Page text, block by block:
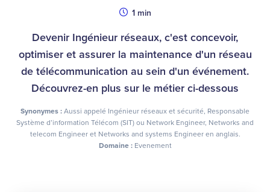
Durée
1 min
Devenir Ingénieur réseaux, c'est concevoir,
optimiser et assurer la maintenance d'un réseau
de télécommunication au sein d'un événement.
Découvrez-en plus sur le métier ci-dessous
Synonymes : Aussi appelé Ingénieur réseaux et sécurité, Responsable
Système d’information Télécom (SIT) ou Network Engineer, Networks and
telecom Engineer et Networks and systems Engineer en anglais.
Domaine : Evenement